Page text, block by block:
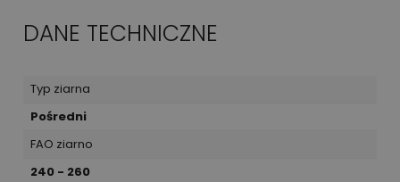
DANE TECHNICZNE
Typ ziarna
Pośredni
FAO ziarno
240 - 260